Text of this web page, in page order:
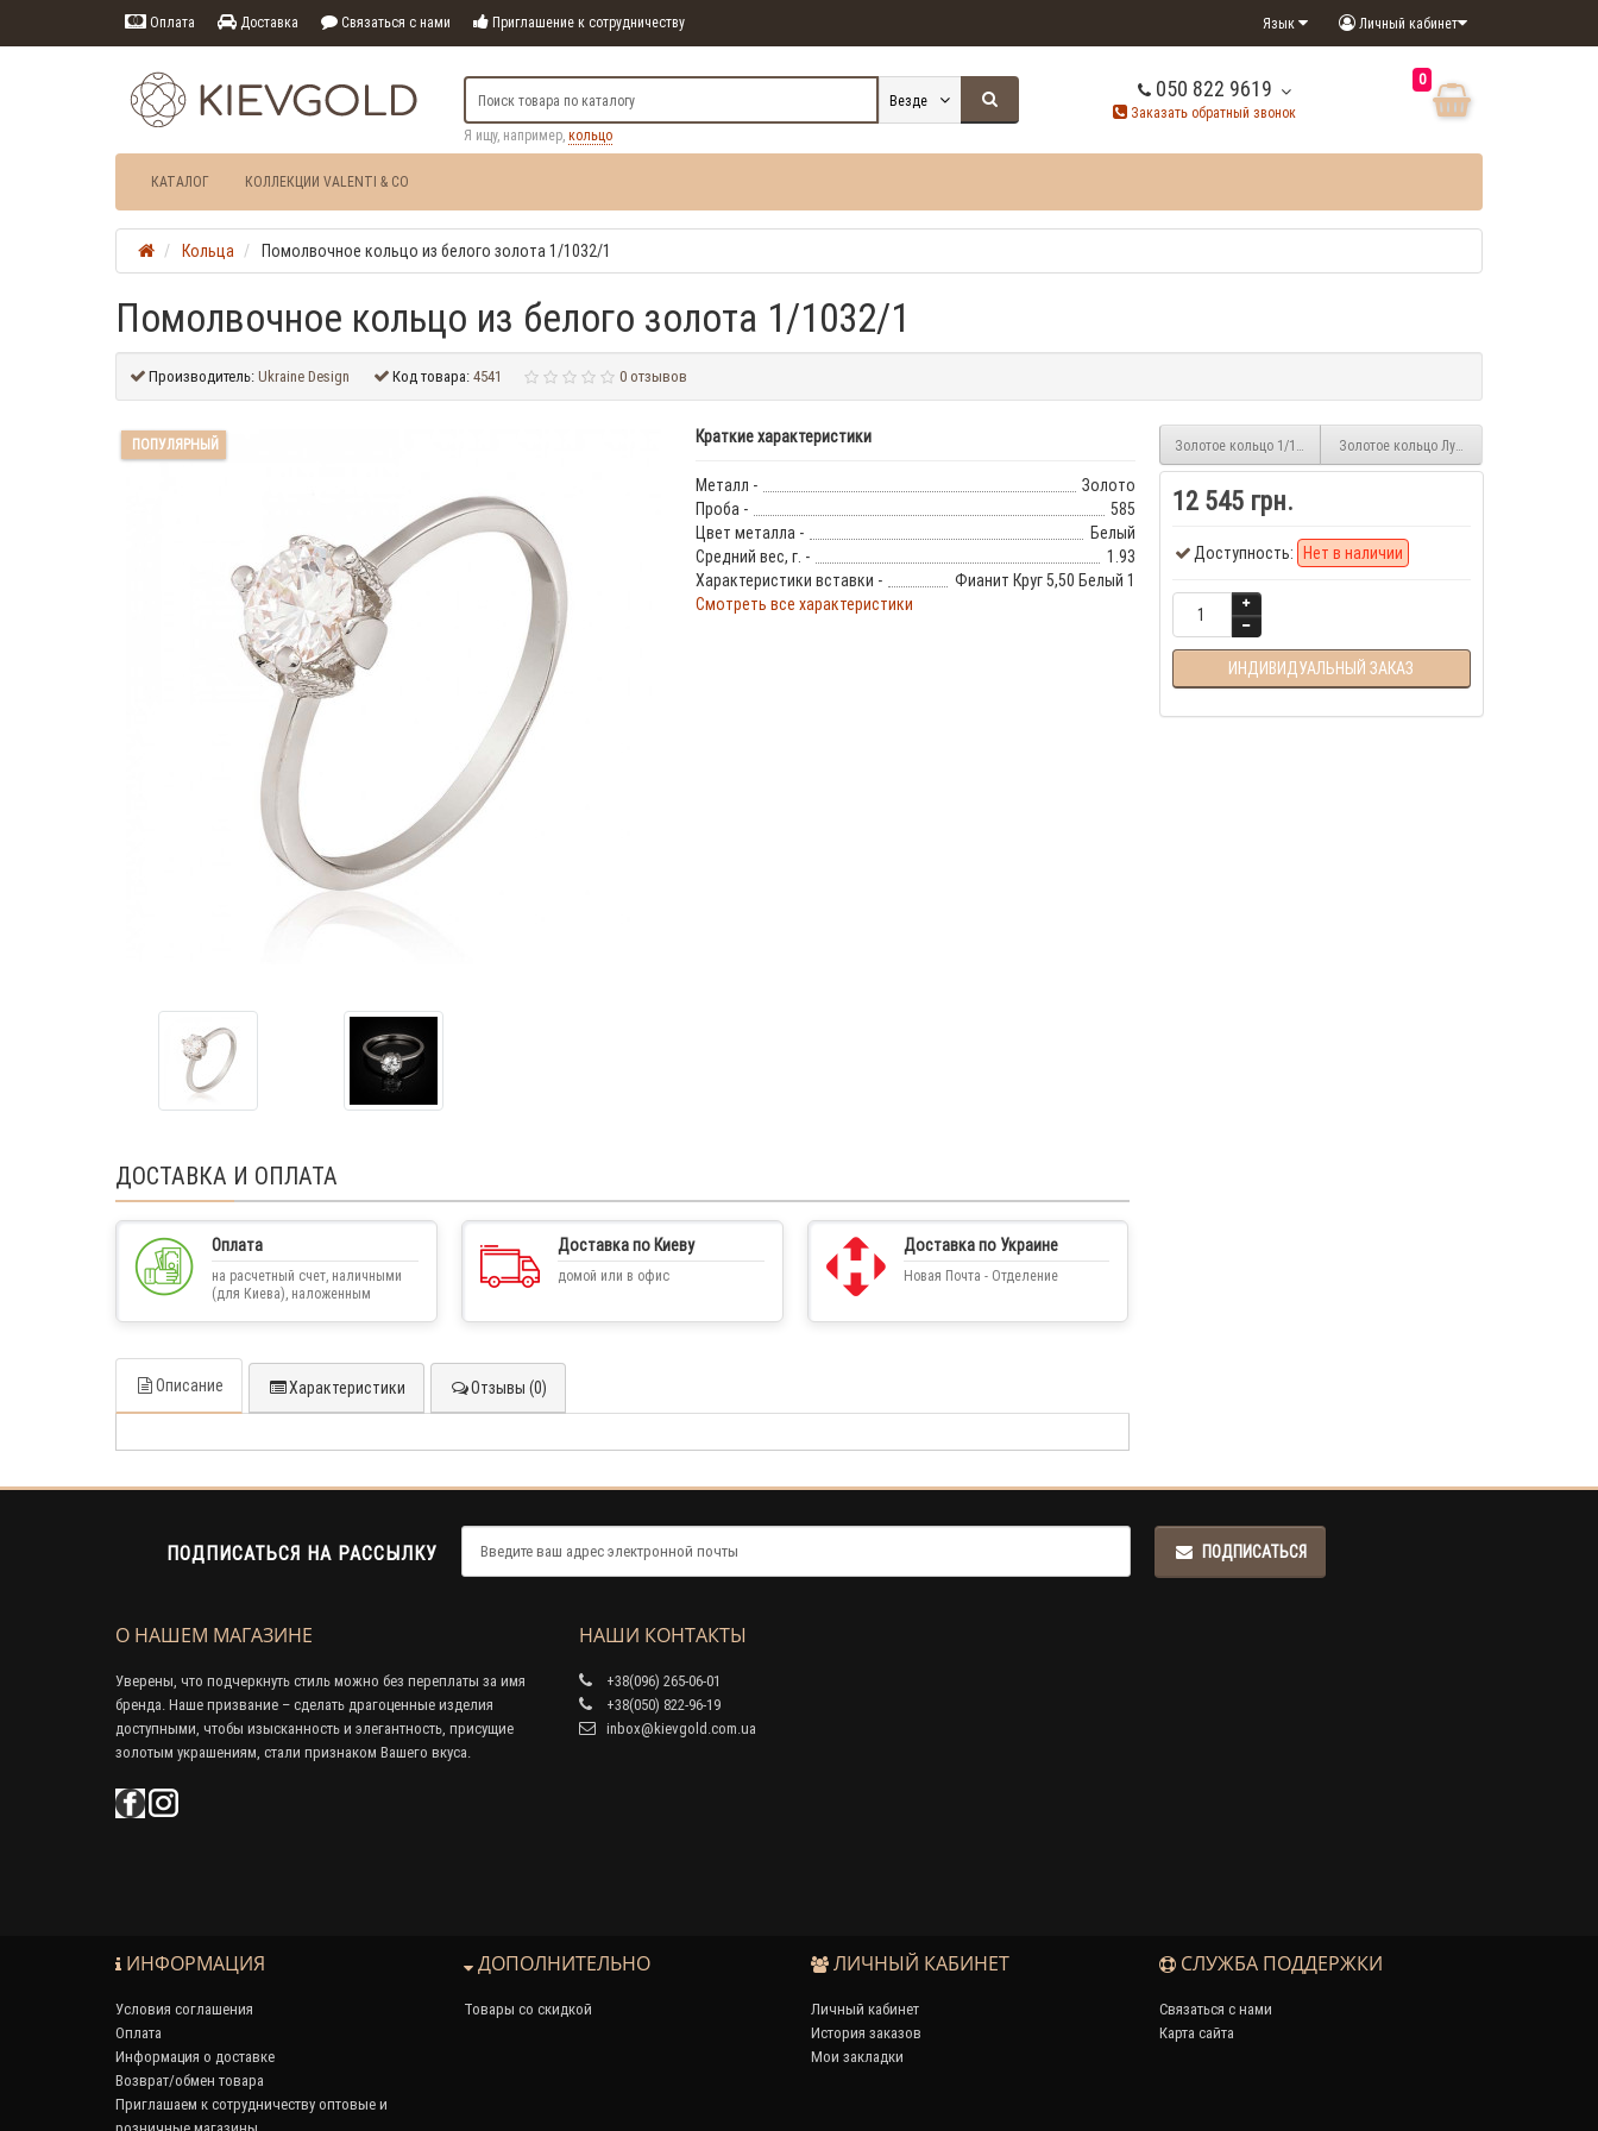
Оплата Доставка Связаться с нами Приглашение к сотрудничеству Личный кабинет
Язык
050 822 9619
Заказать обратный звонок
0
Везде
Я ищу, например, кольцо
КАТАЛОГ КОЛЛЕКЦИИ VALENTI & CO
Кольца Помолвочное кольцо из белого золота 1/1032/1
Помолвочное кольцо из белого золота 1/1032/1
Производитель:Ukraine Design Код товара:4541 0 отзывов
ПОПУЛЯРНЫЙ Краткие характеристики
Металл -
Золото
Проба -
585
Цвет металла -
Белый
Средний вес, г. -
1.93
Характеристики вставки -
Фианит Круг 5,50 Белый 1
Смотреть все характеристики
Золотое кольцо 1/1120
12 545 грн.
Доступность: Нет в наличии
ИНДИВИДУАЛЬНЫЙ ЗАКАЗ
ДОСТАВКА И ОПЛАТА
Оплата
на расчетный счет, наличными
(для Киева), наложенным
Доставка по Киеву
домой или в офис
Доставка по Украине
Новая Почта - Отделение
Описание Характеристики Отзывы (0)
ПОДПИСАТЬСЯ НА РАССЫЛКУ ПОДПИСАТЬСЯ
О НАШЕМ МАГАЗИНЕ
Уверены, что подчеркнуть стиль можно без переплаты за имя
бренда. Наше призвание – сделать драгоценные изделия
доступными, чтобы изысканность и элегантность, присущие
золотым украшениям, стали признаком Вашего вкуса.
НАШИ КОНТАКТЫ
+38(096) 265-06-01
+38(050) 822-96-19
inbox@kievgold.com.ua
ИНФОРМАЦИЯ
Условия соглашения
Оплата
Информация о доставке
Возврат/обмен товара
Приглашаем к сотрудничеству оптовые и
ДОПОЛНИТЕЛЬНО
Товары со скидкой
ЛИЧНЫЙ КАБИНЕТ
Личный кабинет
История заказов
Мои закладки
СЛУЖБА ПОДДЕРЖКИ
Связаться с нами
Карта сайта